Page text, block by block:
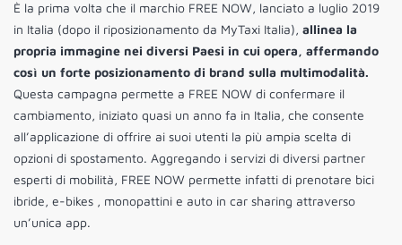
È la prima volta che il marchio FREE NOW, lanciato a luglio 2019
in Italia (dopo il riposizionamento da MyTaxi Italia), allinea la
propria immagine nei diversi Paesi in cui opera, affermando
così un forte posizionamento di brand sulla multimodalità.
Questa campagna permette a FREE NOW di confermare il
cambiamento, iniziato quasi un anno fa in Italia, che consente
all’applicazione di offrire ai suoi utenti la più ampia scelta di
opzioni di spostamento. Aggregando i servizi di diversi partner
esperti di mobilità, FREE NOW permette infatti di prenotare bici
ibride, e-bikes , monopattini e auto in car sharing attraverso
un’unica app.